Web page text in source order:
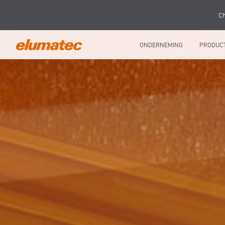
ONDERNEMING